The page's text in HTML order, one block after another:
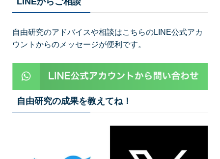
自由研究のアドバイスや相談はこちらのLINE公式アカ
ウントからのメッセージが便利です。
自由研究の成果を教えてね！